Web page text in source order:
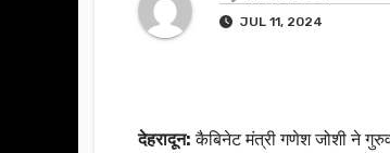
JUL 11, 2024
देहरादून: कैबिनेट मंत्री गणेश जोशी ने